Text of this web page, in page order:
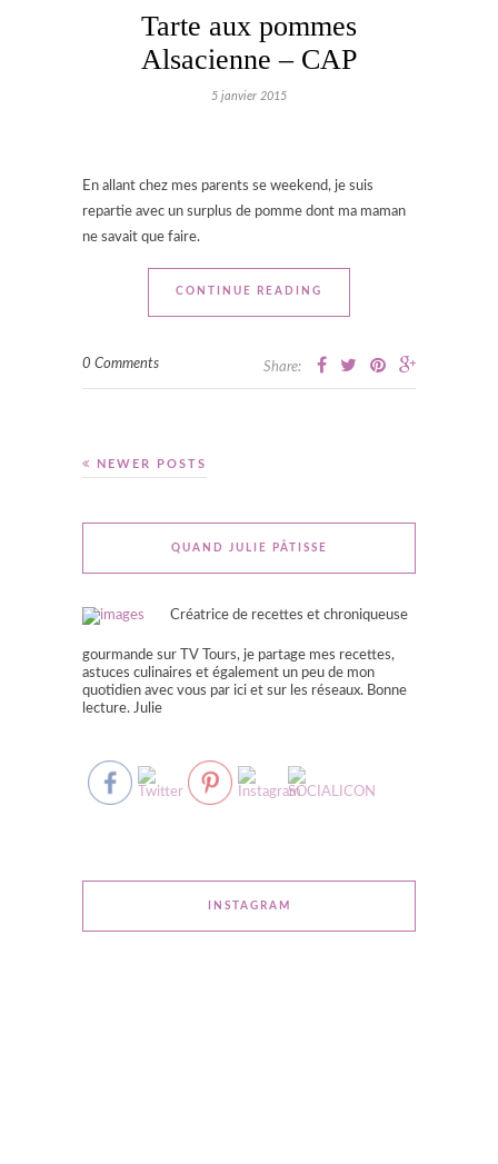
Tarte aux pommes
Alsacienne – CAP
5 janvier 2015
En allant chez mes parents se weekend, je suis
repartie avec un surplus de pomme dont ma maman
ne savait que faire.
CONTINUE READING
0 Comments Share:
NEWER POSTS
QUAND JULIE PÂTISSE
Créatrice de recettes et chroniqueuse
gourmande sur TV Tours, je partage mes recettes,
astuces culinaires et également un peu de mon
quotidien avec vous par ici et sur les réseaux. Bonne
lecture. Julie
INSTAGRAM